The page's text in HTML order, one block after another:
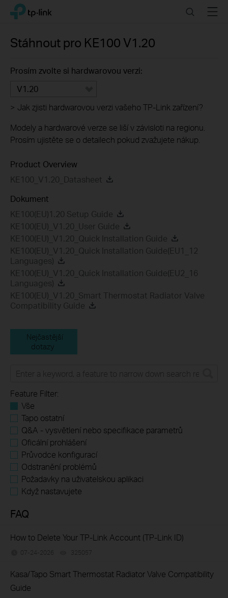
Click
navigation
TP-Link, Reliably Smart SearchMenu
Stáhnout pro KE100 V1.20
Prosím zvolte si hardwarovou verzi:
V1.20
> Jak zjisti hardwarovou verzi vašeho TP-Link zařízení?
Modely a hardwarové verze se liší v závisloti na regionu.
Prosím ujistěte se o detailech pokud zvažujete nákup.
Product Overview
KE100_V1.20_Datasheet
Dokument
KE100(EU)1.20 Setup Guide
KE100(EU)_V1.20_User Guide
KE100(EU)_V1.20_Quick Installation Guide
KE100(EU)_V1.20_Quick Installation Guide(EU1_12
Languages)
KE100(EU)_V1.20_Quick Installation Guide(EU2_16
Languages)
KE100(EU)_V1.20_Smart Thermostat Radiator Valve
Compatibility Guide
Nejčastější
dotazy
Feature Filter:
Vše
Tapo ostatní
Q&A - vysvětlení nebo specifikace parametrů
Oficální prohlášení
Průvodce konfigurací
Odstranění problémů
Požadavky na uživatelskou aplikaci
Když nastavujete
FAQ
How to Delete Your TP-Link Account (TP-Link ID)
07-24-2026 325057
Kasa/Tapo Smart Thermostat Radiator Valve Compatibility
Guide